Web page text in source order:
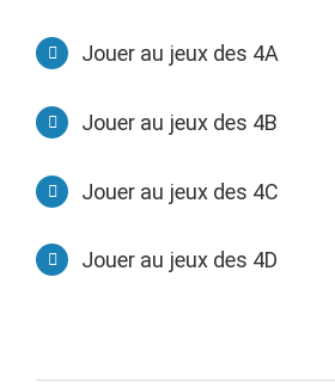
Jouer au jeux des 4A
Jouer au jeux des 4B
Jouer au jeux des 4C
Jouer au jeux des 4D